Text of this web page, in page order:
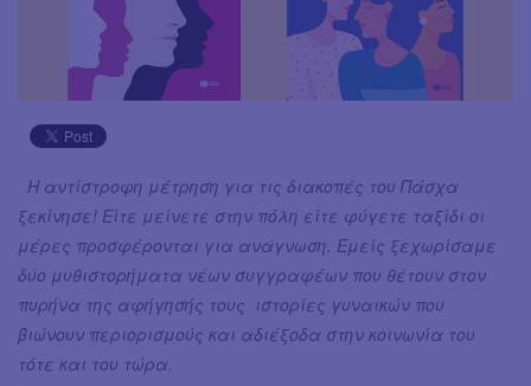
Η αντίστροφη μέτρηση για τις διακοπές του Πάσχα
ξεκίνησε! Είτε μείνετε στην πόλη είτε φύγετε ταξίδι οι
μέρες προσφέρονται για ανάγνωση. Εμείς ξεχωρίσαμε
δύο μυθιστορήματα νέων συγγραφέων που θέτουν στον
πυρήνα της αφήγησής τους ιστορίες γυναικών που
βιώνουν περιορισμούς και αδιέξοδα στην κοινωνία του
τότε και του τώρα.